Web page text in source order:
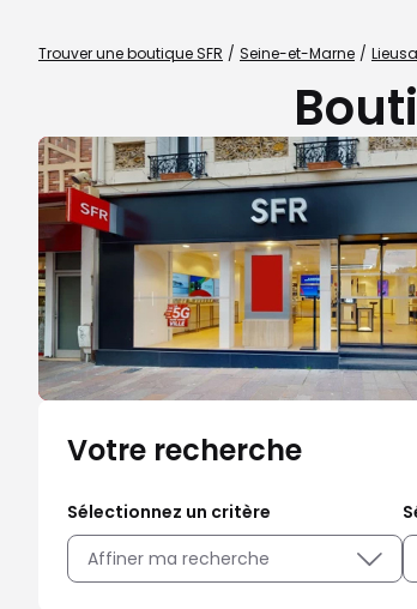
Trouver une boutique SFR Seine-et-Marne
Votre recherche
Sélectionnez un critère
Affiner ma recherche